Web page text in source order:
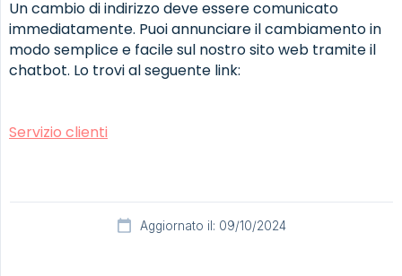
Un cambio di indirizzo deve essere comunicato
immediatamente. Puoi annunciare il cambiamento in
modo semplice e facile sul nostro sito web tramite il
chatbot. Lo trovi al seguente link:
Servizio clienti
Aggiornato il: 09/10/2024